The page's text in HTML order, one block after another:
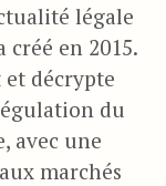
légale
en 2015.
décrypte
du
avec une
marchés